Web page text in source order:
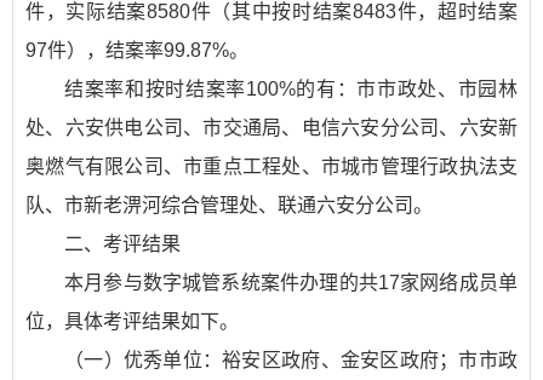
件，实际结案8580件（其中按时结案8483件，超时结案
97件），结案率99.87%。
结案率和按时结案率100%的有：市市政处、市园林
处、六安供电公司、市交通局、电信六安分公司、六安新
奥燃气有限公司、市重点工程处、市城市管理行政执法支
队、市新老淠河综合管理处、联通六安分公司。
二、考评结果
本月参与数字城管系统案件办理的共17家网络成员单
位，具体考评结果如下。
（一）优秀单位：裕安区政府、金安区政府；市市政